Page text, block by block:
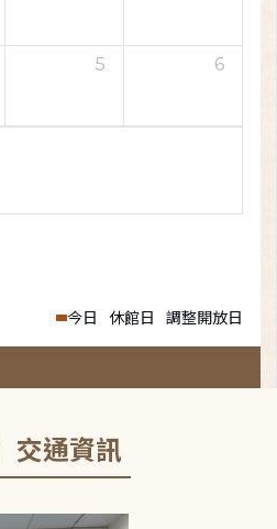
5 6
今日 休館日 調整開放日
交通資訊